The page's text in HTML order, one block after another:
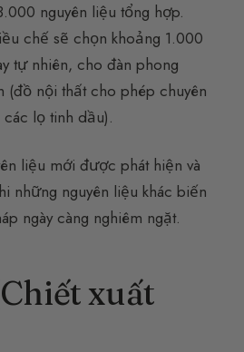
nguyên liệu tổng hợp.
chế sẽ chọn khoảng 1.000
tự nhiên, cho đàn phong
nội thất cho phép chuyên
lọ tinh dầu).
liệu mới được phát hiện và
những nguyên liệu khác biến
ngày càng nghiêm ngặt.
xuất